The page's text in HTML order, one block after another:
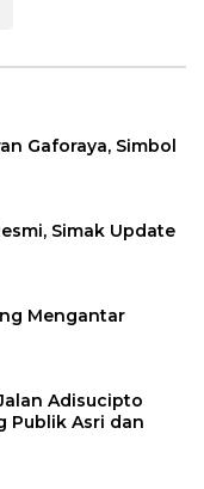
Gaforaya, Simbol
Simak Update
Mengantar
Adisucipto
Publik Asri dan